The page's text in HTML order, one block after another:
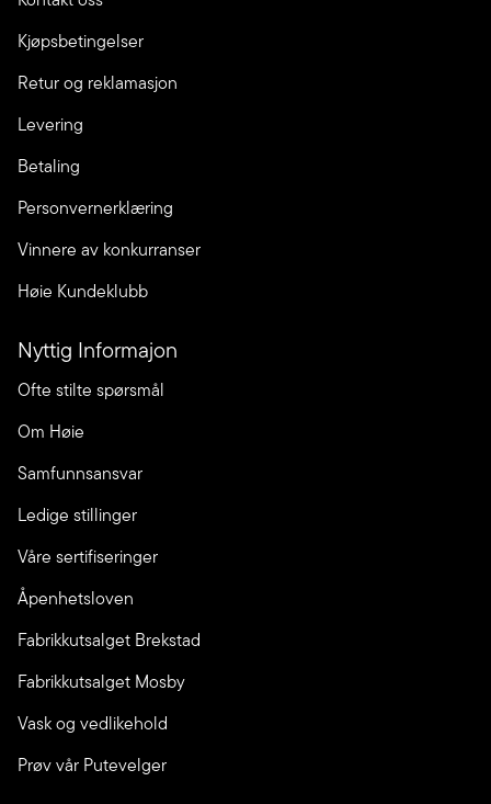
Kjøpsbetingelser
Retur og reklamasjon
Levering
Betaling
Personvernerklæring
Vinnere av konkurranser
Høie Kundeklubb
Nyttig Informajon
Ofte stilte spørsmål
Om Høie
Samfunnsansvar
Ledige stillinger
Våre sertifiseringer
Åpenhetsloven
Fabrikkutsalget Brekstad
Fabrikkutsalget Mosby
Vask og vedlikehold
Prøv vår Putevelger